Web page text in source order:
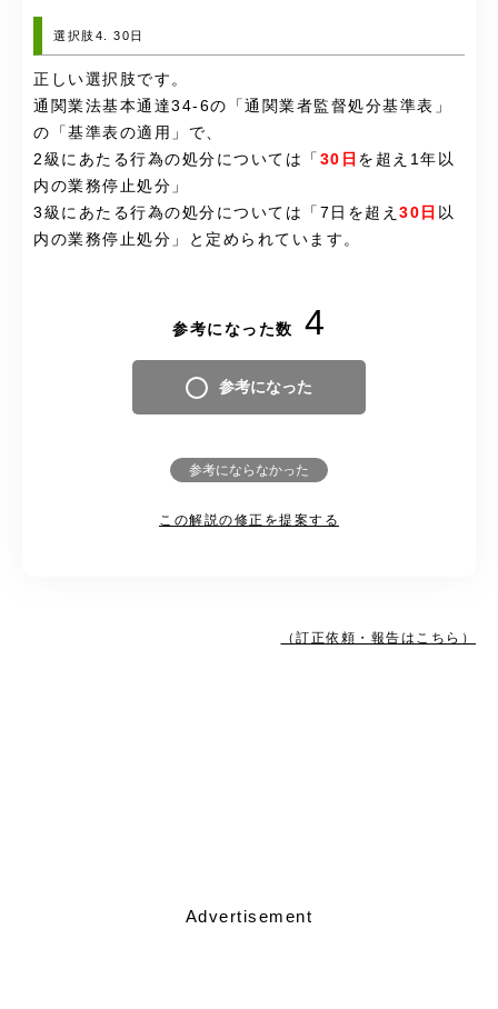
選択肢4. 30日
正しい選択肢です。
通関業法基本通達34-6の「通関業者監督処分基準表」
の「基準表の適用」で、
2級にあたる行為の処分については「 30日 を超え1年以
内の業務停止処分」
3級にあたる行為の処分については「7日を超え 30日 以
内の業務停止処分」と定められています。
参考になった数 4
参考になった
参考にならなかった
この解説の修正を提案する
（訂正依頼・報告はこちら）
Advertisement